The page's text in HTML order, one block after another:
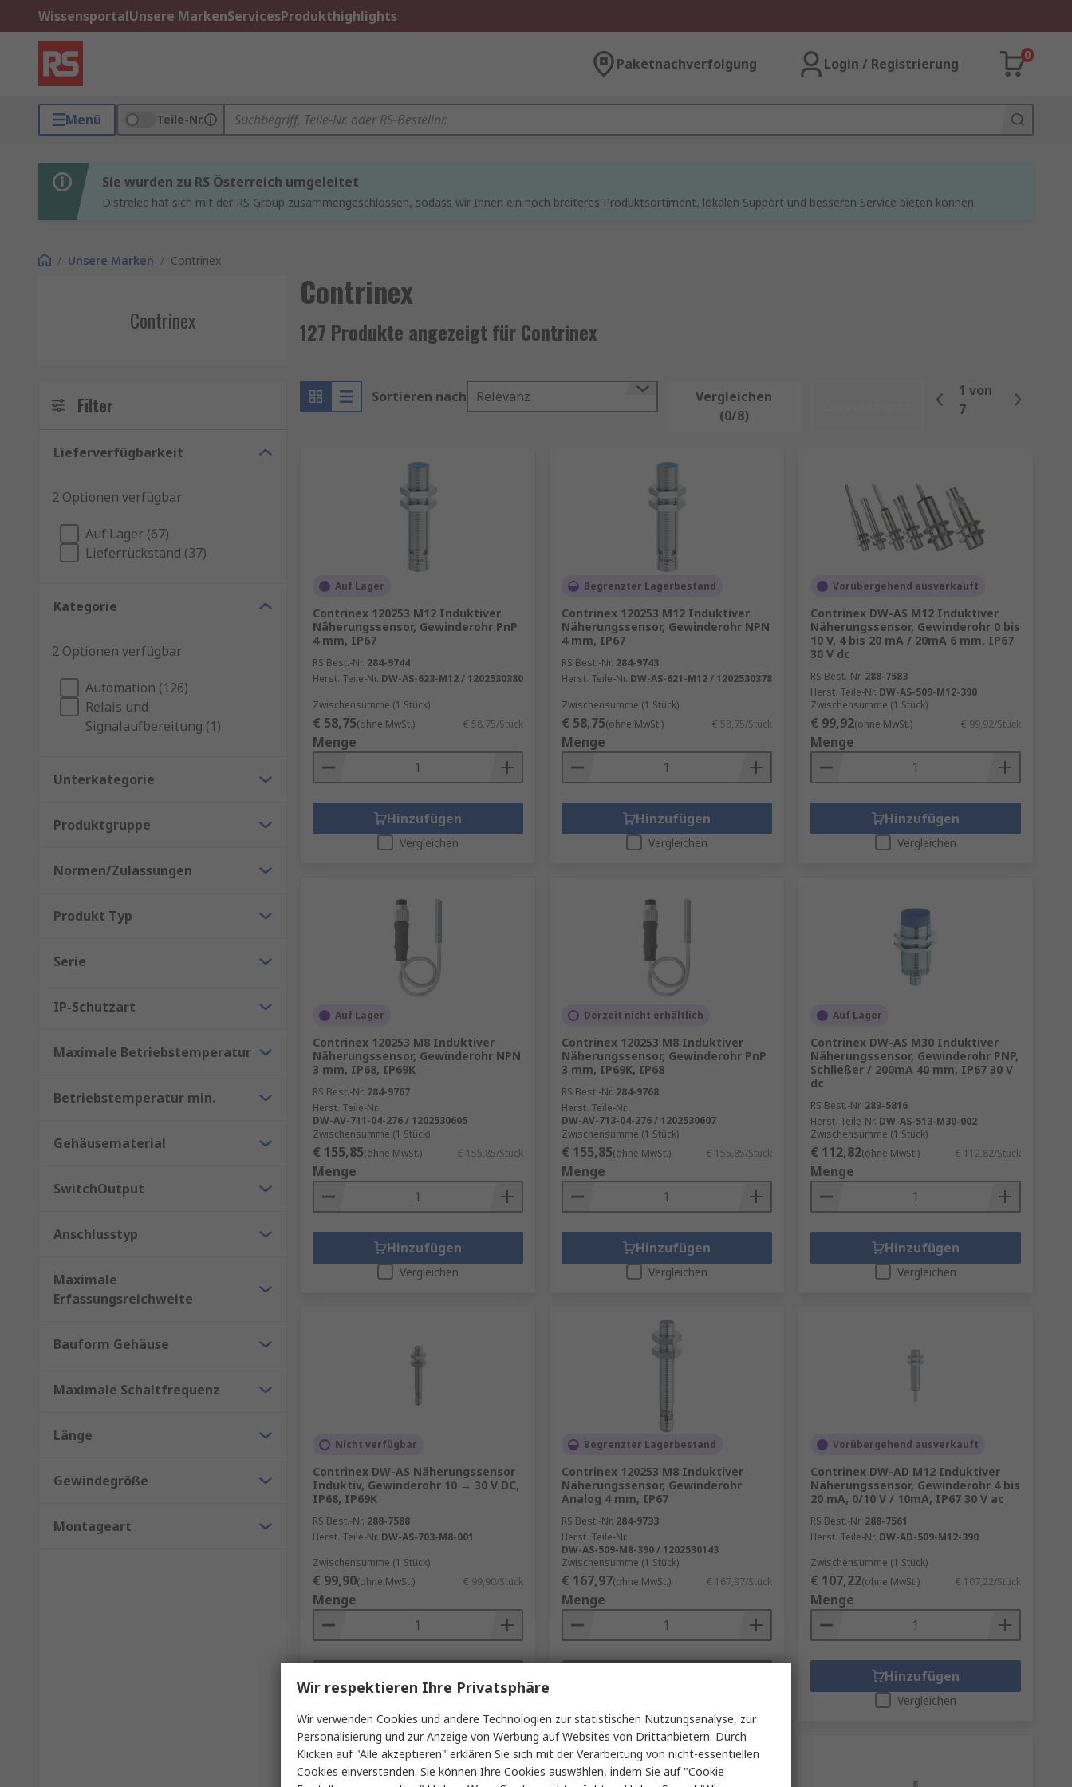
WissensportalUnsere MarkenServicesProdukthighlights
Paketnachverfolgung Login / Registrierung
0
Menü Teile-Nr.
Sie wurden zu RS Österreich umgeleitet
Distrelec hat sich mit der RS Group zusammengeschlossen, sodass wir Ihnen ein noch breiteres Produktsortiment, lokalen Support und besseren Service bieten können.
/ Unsere Marken / Contrinex
Contrinex
Contrinex
127 Produkte angezeigt für Contrinex
Filter
Lieferverfügbarkeit
2 Optionen verfügbar
Auf Lager (67)
Lieferrückstand (37)
Kategorie
2 Optionen verfügbar
Automation (126)
Relais und
Signalaufbereitung (1)
Unterkategorie
Produktgruppe
Normen/Zulassungen
Produkt Typ
Serie
IP-Schutzart
Maximale Betriebstemperatur
Betriebstemperatur min.
Gehäusematerial
SwitchOutput
Anschlusstyp
Maximale
Erfassungsreichweite
Bauform Gehäuse
Maximale Schaltfrequenz
Länge
Gewindegröße
Montageart
Sortieren nach Relevanz
Vergleichen
(0/8)
1 von
7
Auf Lager
Contrinex 120253 M12 Induktiver
Näherungssensor, Gewinderohr PnP
4 mm, IP67
RS Best.-Nr. 284-9744
Herst. Teile-Nr. DW-AS-623-M12 / 1202530380
Zwischensumme (1 Stück)
€ 58,75(ohne MwSt.) € 58,75/Stück
Menge
Hinzufügen
Vergleichen
Begrenzter Lagerbestand
Contrinex 120253 M12 Induktiver
Näherungssensor, Gewinderohr NPN
4 mm, IP67
RS Best.-Nr. 284-9743
Herst. Teile-Nr. DW-AS-621-M12 / 1202530378
Zwischensumme (1 Stück)
€ 58,75(ohne MwSt.) € 58,75/Stück
Menge
Hinzufügen
Vergleichen
Vorübergehend ausverkauft
Contrinex DW-AS M12 Induktiver
Näherungssensor, Gewinderohr 0 bis
10 V, 4 bis 20 mA / 20mA 6 mm, IP67
30 V dc
RS Best.-Nr. 288-7583
Herst. Teile-Nr. DW-AS-509-M12-390
Zwischensumme (1 Stück)
€ 99,92(ohne MwSt.) € 99,92/Stück
Menge
Hinzufügen
Vergleichen
Auf Lager
Contrinex 120253 M8 Induktiver
Näherungssensor, Gewinderohr NPN
3 mm, IP68, IP69K
RS Best.-Nr. 284-9767
Herst. Teile-Nr.
DW-AV-711-04-276 / 1202530605
Zwischensumme (1 Stück)
€ 155,85(ohne MwSt.) € 155,85/Stück
Menge
Hinzufügen
Vergleichen
Derzeit nicht erhältlich
Contrinex 120253 M8 Induktiver
Näherungssensor, Gewinderohr PnP
3 mm, IP69K, IP68
RS Best.-Nr. 284-9768
Herst. Teile-Nr.
DW-AV-713-04-276 / 1202530607
Zwischensumme (1 Stück)
€ 155,85(ohne MwSt.) € 155,85/Stück
Menge
Hinzufügen
Vergleichen
Auf Lager
Contrinex DW-AS M30 Induktiver
Näherungssensor, Gewinderohr PNP,
Schließer / 200mA 40 mm, IP67 30 V
dc
RS Best.-Nr. 283-5816
Herst. Teile-Nr. DW-AS-513-M30-002
Zwischensumme (1 Stück)
€ 112,82(ohne MwSt.) € 112,82/Stück
Menge
Hinzufügen
Vergleichen
Nicht verfügbar
Contrinex DW-AS Näherungssensor
Induktiv, Gewinderohr 10 → 30 V DC,
IP68, IP69K
RS Best.-Nr. 288-7588
Herst. Teile-Nr. DW-AS-703-M8-001
Zwischensumme (1 Stück)
€ 99,90(ohne MwSt.) € 99,90/Stück
Menge
Begrenzter Lagerbestand
Contrinex 120253 M8 Induktiver
Näherungssensor, Gewinderohr
Analog 4 mm, IP67
RS Best.-Nr. 284-9733
Herst. Teile-Nr.
DW-AS-509-M8-390 / 1202530143
Zwischensumme (1 Stück)
€ 167,97(ohne MwSt.) € 167,97/Stück
Menge
Vorübergehend ausverkauft
Contrinex DW-AD M12 Induktiver
Näherungssensor, Gewinderohr 4 bis
20 mA, 0/10 V / 10mA, IP67 30 V ac
RS Best.-Nr. 288-7561
Herst. Teile-Nr. DW-AD-509-M12-390
Zwischensumme (1 Stück)
€ 107,22(ohne MwSt.) € 107,22/Stück
Menge
Hinzufügen
Vergleichen
Wir respektieren Ihre Privatsphäre
Wir verwenden Cookies und andere Technologien zur statistischen Nutzungsanalyse, zur
Personalisierung und zur Anzeige von Werbung auf Websites von Drittanbietern. Durch
Klicken auf "Alle akzeptieren" erklären Sie sich mit der Verarbeitung von nicht-essentiellen
Cookies einverstanden. Sie können Ihre Cookies auswählen, indem Sie auf "Cookie